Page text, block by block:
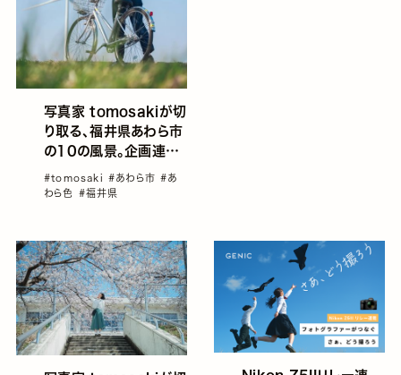
写真家 tomosakiが切
り取る、福井県あわら市
の10の風景。企画連載
「あわら色」Vol.2—早
夏のあわらを駆け巡
#tomosaki #あわら市#あ
わら色 #福井県